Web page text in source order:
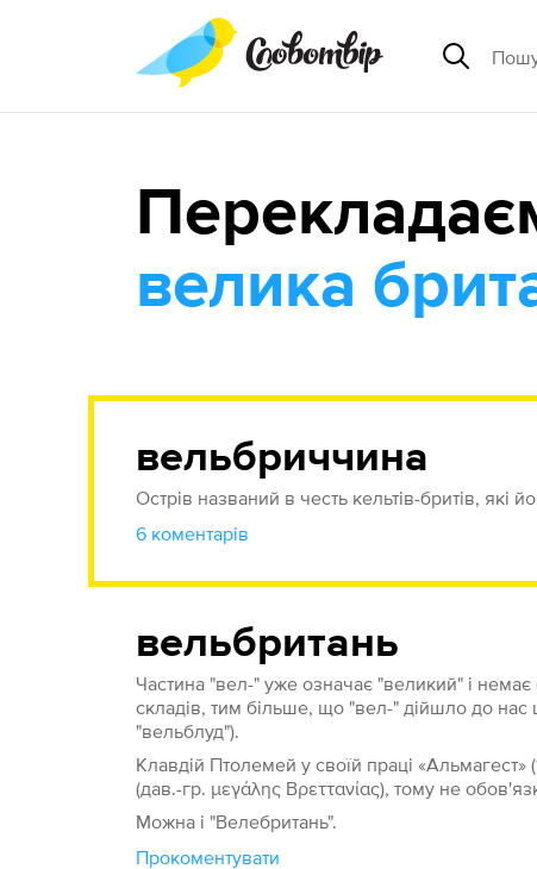
велика
вельбриччина
Острів названий в честь кельтів-бритів, які
6 коментарів
вельбритань
Частина "вел-" уже означає "великий" і
складів, тим більше, що "вел-" дійшло до нас
"вельблуд").
Клавдій Птолемей у своїй праці
(дав.-гр. μεγάλης Βρεττανίας), тому не
Можна і "Велебритань".
Прокоментувати